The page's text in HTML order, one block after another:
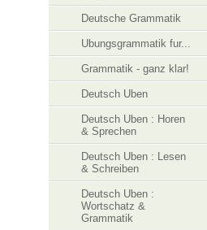
Deutsche Grammatik
Ubungsgrammatik fur...
Grammatik - ganz klar!
Deutsch Uben
Deutsch Uben : Horen
& Sprechen
Deutsch Uben : Lesen
& Schreiben
Deutsch Uben :
Wortschatz &
Grammatik